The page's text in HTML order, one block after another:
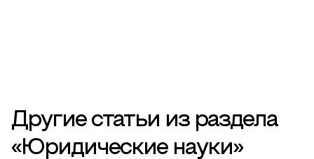
Другие статьи из раздела
«Юридические науки»